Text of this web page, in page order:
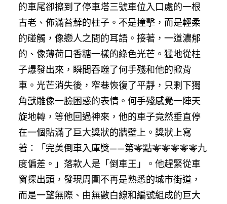
的車尾卻擦到了停車塔三號車位入口處的一根
古老、佈滿苔蘚的柱子。不是撞擊，而是輕柔
的碰觸，像戀人之間的耳語。接著，一道濃郁
的、像薄荷口香糖一樣的綠色光芒。猛地從柱
子爆發出來，瞬間吞噬了何手殘和他的掀背
車。光芒消失後，窄巷恢復了平靜，只剩下獨
角獸雕像一臉困惑的表情。何手殘感覺一陣天
旋地轉，等他回過神來，他的車子竟然垂直停
在一個貼滿了巨大獎狀的牆壁上。獎狀上寫
著：「完美倒車入庫獎——第零點零零零零零九
度偏差。」落款人是「倒車王」。他趕緊從車
窗探出頭，發現周圍不再是熟悉的城市街道，
而是一望無際、由無數白線和編號組成的巨大